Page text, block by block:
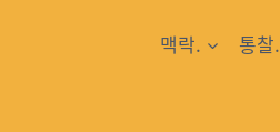
맥락. 통찰.